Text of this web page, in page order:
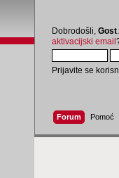
Dobrodošli, Gost
aktivacijski email
Prijavite se
Forum Pomoć